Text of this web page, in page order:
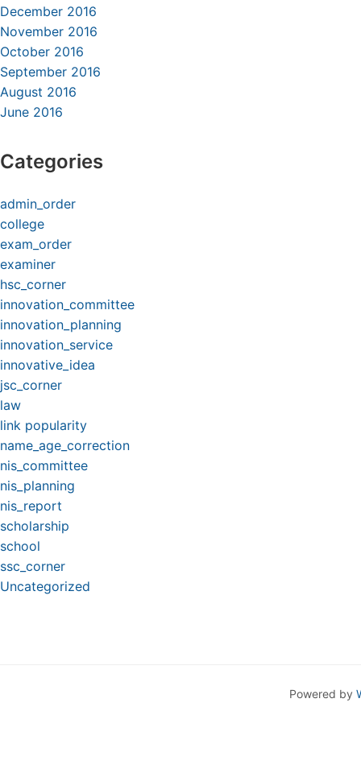
December 2016
November 2016
October 2016
September 2016
August 2016
June 2016
Categories
admin_order
college
exam_order
examiner
hsc_corner
innovation_committee
innovation_planning
innovation_service
innovative_idea
jsc_corner
law
link popularity
name_age_correction
nis_committee
nis_planning
nis_report
scholarship
school
ssc_corner
Uncategorized
Powered by